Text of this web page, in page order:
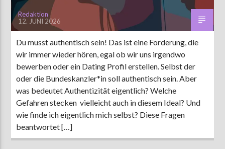
Redaktion
12. JUNI 2026
Du musst authentisch sein! Das ist eine Forderung, die
wir immer wieder hören, egal ob wir uns irgendwo
bewerben oder ein Dating Profil erstellen. Selbst der
oder die Bundeskanzler*in soll authentisch sein. Aber
was bedeutet Authentizität eigentlich? Welche
Gefahren stecken vielleicht auch in diesem Ideal? Und
wie finde ich eigentlich mich selbst? Diese Fragen
beantwortet […]